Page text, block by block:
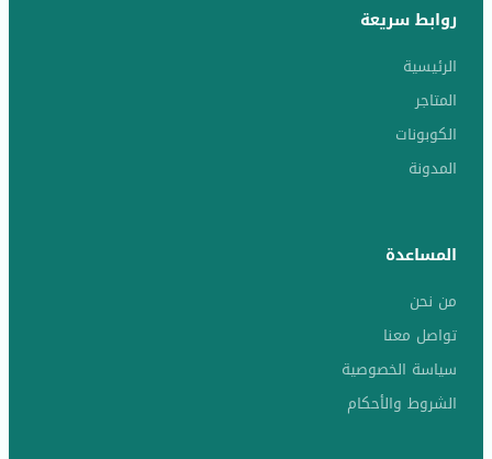
روابط سريعة
الرئيسية
المتاجر
الكوبونات
المدونة
المساعدة
من نحن
تواصل معنا
سياسة الخصوصية
الشروط والأحكام